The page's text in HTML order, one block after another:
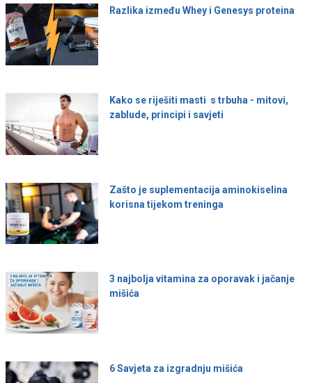
Razlika između Whey i Genesys proteina
Kako se riješiti masti s trbuha - mitovi,
zablude, principi i savjeti
Zašto je suplementacija aminokiselina
korisna tijekom treninga
3 najbolja vitamina za oporavak i jačanje
mišića
6 Savjeta za izgradnju mišića